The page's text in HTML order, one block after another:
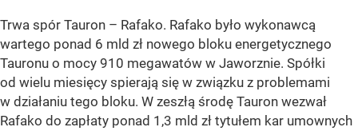
Trwa spór Tauron – Rafako. Rafako było wykonawcą
wartego ponad 6 mld zł nowego bloku energetycznego
Tauronu o mocy 910 megawatów w Jaworznie. Spółki
od wielu miesięcy spierają się w związku z problemami
w działaniu tego bloku. W zeszłą środę Tauron wezwał
Rafako do zapłaty ponad 1,3 mld zł tytułem kar umownych